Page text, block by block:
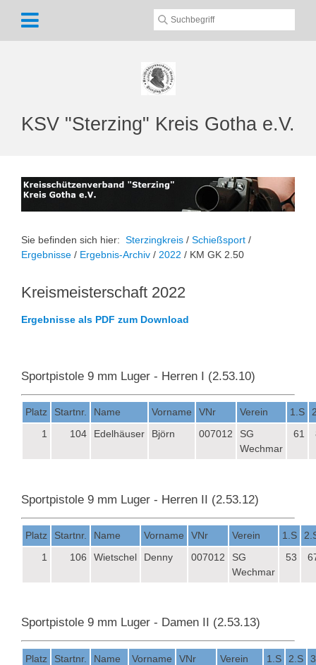
KSV "Sterzing" Kreis Gotha e.V.
Sie befinden sich hier: Sterzingkreis / Schießsport /
Ergebnisse / Ergebnis-Archiv / 2022 / KM GK 2.50
Kreismeisterschaft 2022
Ergebnisse als PDF zum Download
Sportpistole 9 mm Luger - Herren I (2.53.10)
Platz Startnr. Name Vorname VNr Verein 1.S
1
104 Edelhäuser Björn 007012
SG
Wechmar
61
Sportpistole 9 mm Luger - Herren II (2.53.12)
Platz Startnr. Name Vorname VNr Verein 1.S
1
106 Wietschel Denny 007012
SG
Wechmar
53
Sportpistole 9 mm Luger - Damen II (2.53.13)
Platz Startnr. Name Vorname VNr Verein 1.S 2.S